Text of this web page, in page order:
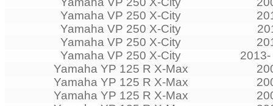
Yamaha VP 250 X-City
Yamaha VP 250 X-City
Yamaha VP 250 X-City
Yamaha VP 250 X-City
Yamaha YP 125 R X-Max
Yamaha YP 125 R X-Max
Yamaha YP 125 R X-Max